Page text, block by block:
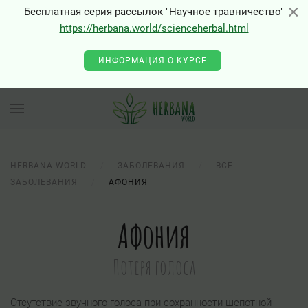
×
Бесплатная серия рассылок "Научное травничество"
https://herbana.world/scienceherbal.html
ИНФОРМАЦИЯ О КУРСЕ
HERBANA.WORLD ЗАБОЛЕВАНИЯ
ВСЕ
ЗАБОЛЕВАНИЯ
АФОНИЯ
Афония
Потеря голоса
Отсутствие звучного голоса при сохранности шепотной
×
0 - Class "Joomla\Input\Json" not found